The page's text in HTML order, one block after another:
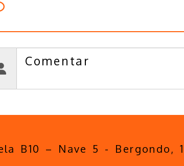
B10 – Nave 5 - Bergondo,